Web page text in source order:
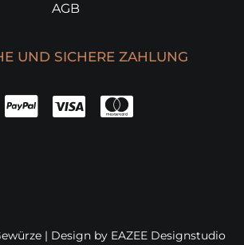
AGB
UND SICHERE ZAHLUNG
| Design by EAZEE Designstudio